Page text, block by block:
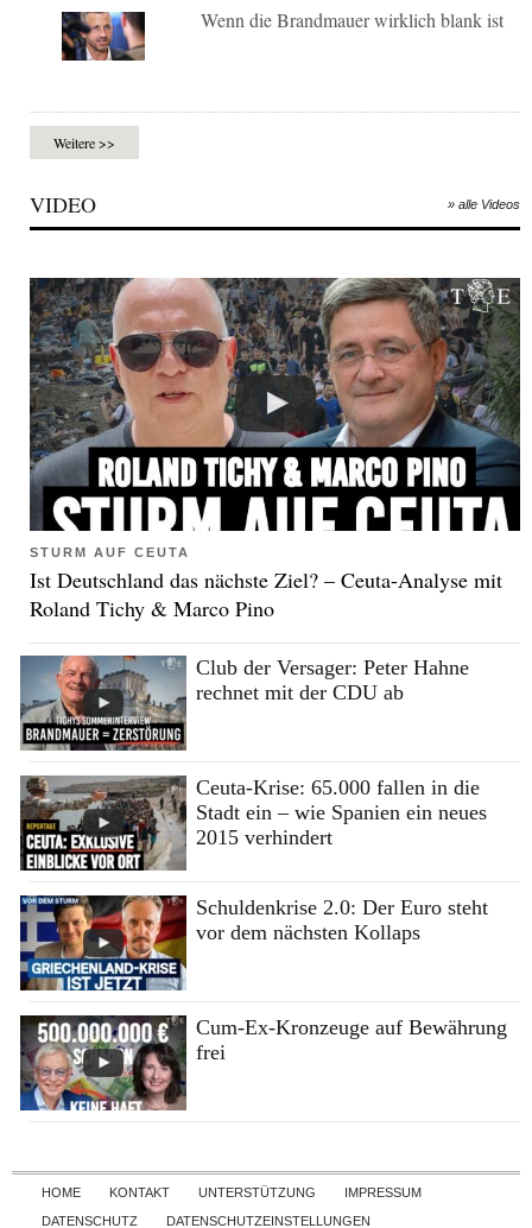
Wenn die Brandmauer wirklich blank ist
Weitere >>
VIDEO » alle Videos
STURM AUF CEUTA
Ist Deutschland das nächste Ziel? – Ceuta-Analyse mit
Roland Tichy & Marco Pino
Club der Versager: Peter Hahne
rechnet mit der CDU ab
Ceuta-Krise: 65.000 fallen in die
Stadt ein – wie Spanien ein neues
2015 verhindert
Schuldenkrise 2.0: Der Euro steht
vor dem nächsten Kollaps
Cum-Ex-Kronzeuge auf Bewährung
frei
Skip to content
HOME KONTAKT UNTERSTÜTZUNG
IMPRESSUM
DATENSCHUTZ
DATENSCHUTZEINSTELLUNGEN